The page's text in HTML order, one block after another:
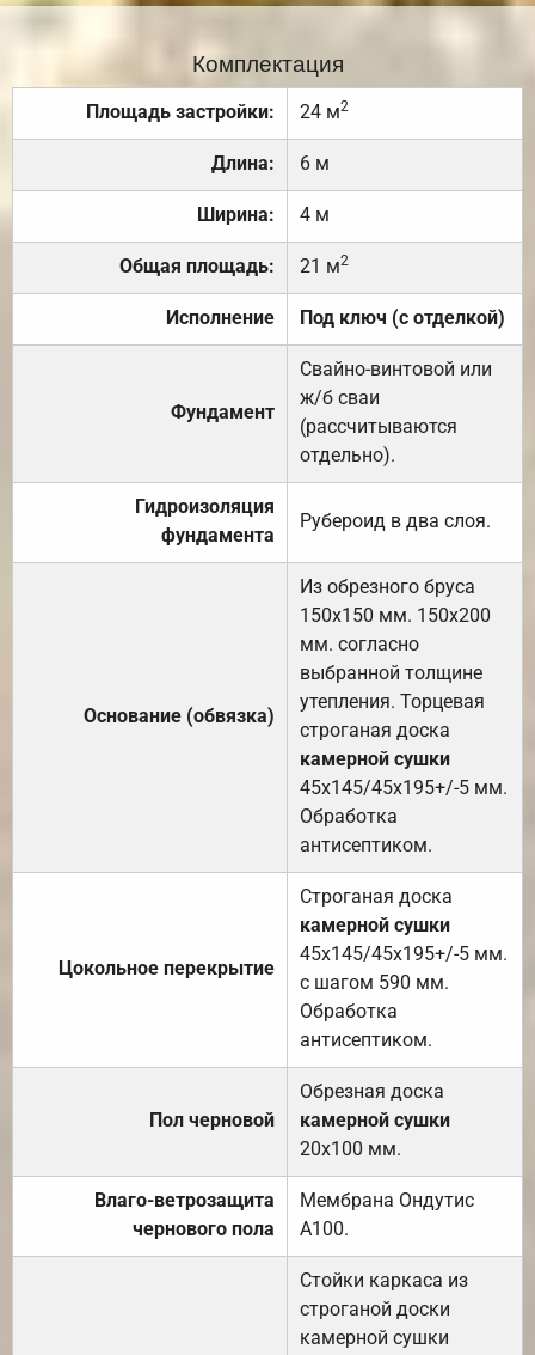
Комплектация
Площадь застройки: 24 м2
Длина: 6 м
Ширина: 4 м
Общая площадь: 21 м2
Исполнение Под ключ (с отделкой)
Фундамент
Свайно-винтовой или
ж/б сваи
(рассчитываются
отдельно).
Гидроизоляция
фундамента
Рубероид в два слоя.
Основание (обвязка)
Из обрезного бруса
150х150 мм. 150х200
мм. согласно
выбранной толщине
утепления. Торцевая
строганая доска
камерной сушки
45х145/45х195+/-5 мм.
Обработка
антисептиком.
Цокольное перекрытие
Строганая доска
камерной сушки
45х145/45х195+/-5 мм.
с шагом 590 мм.
Обработка
антисептиком.
Пол черновой
Обрезная доска
камерной сушки
20х100 мм.
Влаго-ветрозащита
чернового пола
Мембрана Ондутис
А100.
Стойки каркаса из
строганой доски
камерной сушки